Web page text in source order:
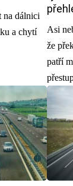
na dálnici
a chytí
Asi
že
patří